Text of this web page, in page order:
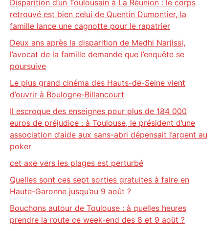
Disparition d’un Toulousain à La Réunion : le corps
retrouvé est bien celui de Quentin Dumontier, la
famille lance une cagnotte pour le rapatrier
Deux ans après la disparition de Medhi Narjissi,
l’avocat de la famille demande que l’enquête se
poursuive
Le plus grand cinéma des Hauts-de-Seine vient
d’ouvrir à Boulogne-Billancourt
Il escroque des enseignes pour plus de 184 000
euros de préjudice : à Toulouse, le président d’une
association d’aide aux sans-abri dépensait l’argent au
poker
cet axe vers les plages est perturbé
Quelles sont ces sept sorties gratuites à faire en
Haute-Garonne jusqu’au 9 août ?
Bouchons autour de Toulouse : à quelles heures
prendre la route ce week-end des 8 et 9 août ?